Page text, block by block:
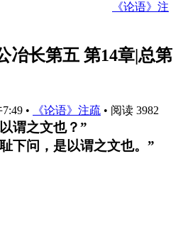
《论语》注
冶长第五 第14章|总第
• 《论语》注疏 • 阅读 3982
谓之文也？”
下问，是以谓之文也。”